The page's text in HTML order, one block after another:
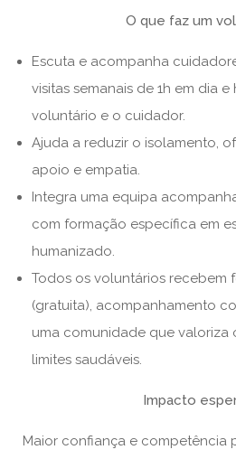
O que faz um
Escuta e acompanha
visitas semanais de 1h em dia
voluntário e o cuidador.
Ajuda a reduzir o isolamento,
apoio e empatia.
Integra uma equipa
com formação específica em
humanizado.
Todos os voluntários recebem
(gratuita), acompanhamento
uma comunidade que
limites saudáveis.
Impacto
Maior confiança e competência